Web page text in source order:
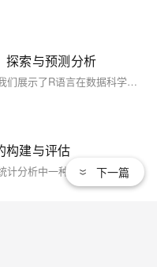
探索与预测分析
【8月更文挑战第31天】通过上述实例，我们展示了R语言在数据科学中的强大应用。从数据准备、探索、预处理到建模与预测，R语言提供了完整的解决方案和丰富的工具集。当然，数据科学远不止于此，随着技术的不断发展和业务需求的不断变化，我们需要不断学习和探索新的方法和工具，以更好地应对挑战，挖掘数据的潜在价值。 未来，随着大数据和人工智能技术的普及，R语言在数据科学领域的应用将更加广泛和深入。我们期待看到更多创新的应用实例，为各行各业的发展注入新的动力。
构建与评估
下一篇